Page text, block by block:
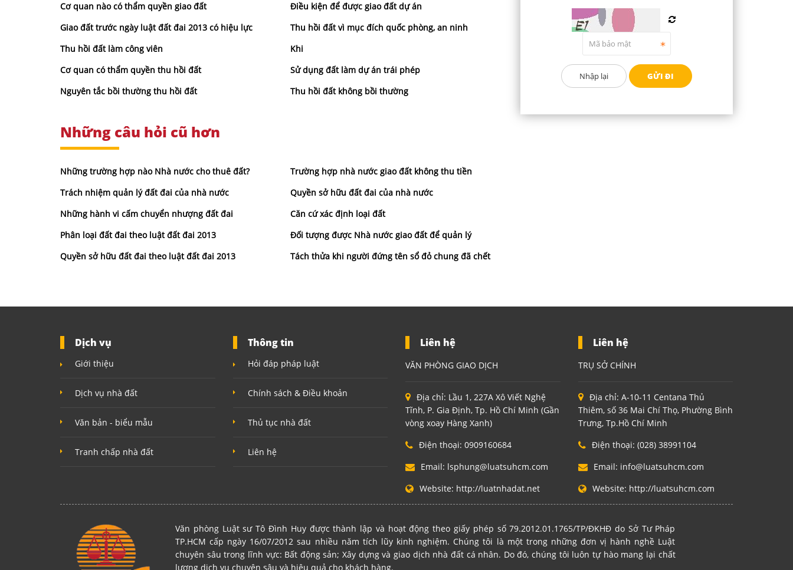
Cơ quan nào có thẩm quyền giao đất
Điều kiện để được giao đất dự án
Giao đất trước ngày luật đất đai 2013 có hiệu lực
Thu hồi đất vì mục đích quốc phòng, an ninh
Thu hồi đất làm công viên
Khi
Cơ quan có thẩm quyền thu hồi đất
Sử dụng đất làm dự án trái phép
Nguyên tắc bồi thường thu hồi đất
Thu hồi đất không bồi thường
Những câu hỏi cũ hơn
Những trường hợp nào Nhà nước cho thuê đất?
Trường hợp nhà nước giao đất không thu tiền
Trách nhiệm quản lý đất đai của nhà nước
Quyền sở hữu đất đai của nhà nước
Những hành vi cấm chuyển nhượng đất đai
Căn cứ xác định loại đất
Phân loại đất đai theo luật đất đai 2013
Đối tượng được Nhà nước giao đất để quản lý
Quyền sở hữu đất đai theo luật đất đai 2013
Tách thửa khi người đứng tên sổ đỏ chung đã chết
Dịch vụ
Giới thiệu
Dịch vụ nhà đất
Văn bản - biểu mẫu
Tranh chấp nhà đất
Thông tin
Hỏi đáp pháp luật
Chính sách & Điều khoản
Thủ tục nhà đất
Liên hệ
Liên hệ
VĂN PHÒNG GIAO DỊCH
Địa chỉ: Lầu 1, 227A Xô Viết Nghệ
Tĩnh, P. Gia Định, Tp. Hồ Chí Minh (Gần
vòng xoay Hàng Xanh)
Điện thoại: 0909160684
Email: lsphung@luatsuhcm.com
Website: http://luatnhadat.net
Liên hệ
TRỤ SỞ CHÍNH
Địa chỉ: A-10-11 Centana Thủ
Thiêm, số 36 Mai Chí Thọ, Phường Bình
Trưng, Tp.Hồ Chí Minh
Điện thoại: (028) 38991104
Email: info@luatsuhcm.com
Website: http://luatsuhcm.com
Văn phòng Luật sư Tô Đình Huy được thành lập và hoạt động theo giấy phép số 79.2012.01.1765/TP/ĐKHĐ do Sở Tư Pháp
TP.HCM cấp ngày 16/07/2012 sau nhiều năm tích lũy kinh nghiệm. Chúng tôi là một trong những đơn vị hành nghề Luật
chuyên sâu trong lĩnh vực: Bất động sản; Xây dựng và giao dịch nhà đất cá nhân. Do đó, chúng tôi luôn tự hào mang lại chất
lượng dịch vụ chuyên sâu và hiệu quả cho khách hàng.